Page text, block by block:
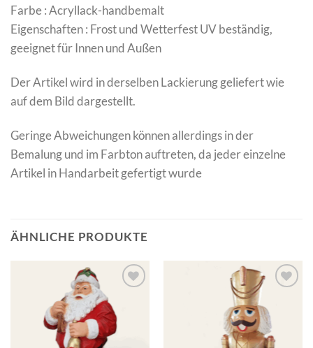
Farbe : Acryllack-handbemalt
Eigenschaften : Frost und Wetterfest UV beständig,
geeignet für Innen und Außen
Der Artikel wird in derselben Lackierung geliefert wie
auf dem Bild dargestellt.
Geringe Abweichungen können allerdings in der
Bemalung und im Farbton auftreten, da jeder einzelne
Artikel in Handarbeit gefertigt wurde
ÄHNLICHE PRODUKTE
Add to
wishlist
Add to
wishlist